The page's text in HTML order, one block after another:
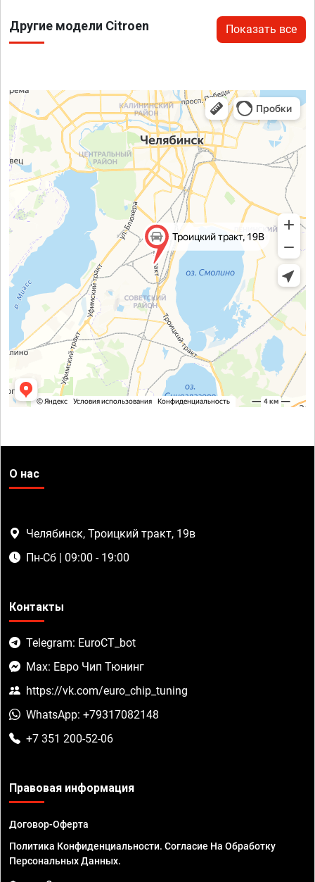
Другие модели Citroen Показать все
О нас
Челябинск, Троицкий тракт, 19в
Пн-Сб | 09:00 - 19:00
Контакты
Telegram: EuroCT_bot
Max: Евро Чип Тюнинг
https://vk.com/euro_chip_tuning
WhatsApp: +79317082148
+7 351 200-52-06
Правовая информация
Договор-Оферта
Политика Конфиденциальности. Согласие На Обработку
Персональных Данных.